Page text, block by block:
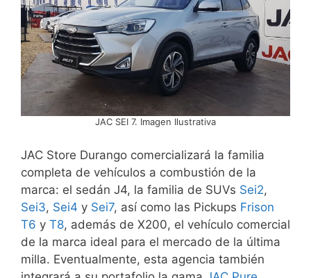
JAC SEI 7. Imagen Ilustrativa
JAC Store Durango comercializará la familia
completa de vehículos a combustión de la
marca: el sedán J4, la familia de SUVs Sei2,
Sei3, Sei4 y Sei7, así como las Pickups Frison
T6 y T8, además de X200, el vehículo comercial
de la marca ideal para el mercado de la última
milla. Eventualmente, esta agencia también